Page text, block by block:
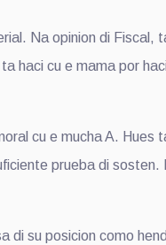
Na opinion di Fiscal,
haci cu e mama por
cu e mucha A. Hues
prueba di
di su posicion como